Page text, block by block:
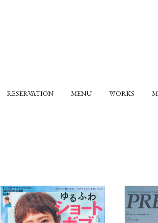
RESERVATION MENU WORKS